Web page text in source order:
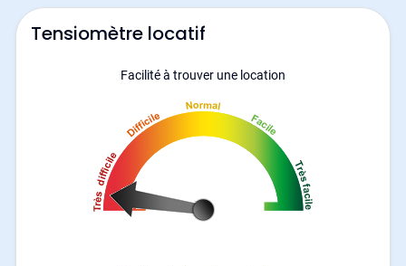
Tensiomètre locatif
Facilité à trouver une location